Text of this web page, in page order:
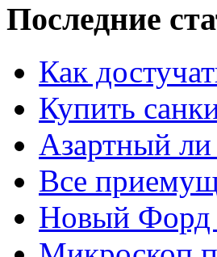
Последние
Как
Купить
Азартный
Все
Новый Форд